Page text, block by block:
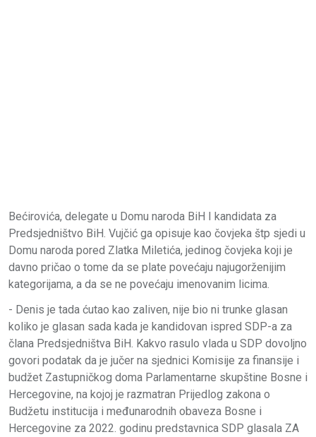
Bećirovića, delegate u Domu naroda BiH I kandidata za
Predsjedništvo BiH. Vujčić ga opisuje kao čovjeka štp sjedi u
Domu naroda pored Zlatka Miletića, jedinog čovjeka koji je
davno pričao o tome da se plate povećaju najugorženijim
kategorijama, a da se ne povećaju imenovanim licima.
- Denis je tada ćutao kao zaliven, nije bio ni trunke glasan
koliko je glasan sada kada je kandidovan ispred SDP-a za
člana Predsjedništva BiH. Kakvo rasulo vlada u SDP dovoljno
govori podatak da je jučer na sjednici Komisije za finansije i
budžet Zastupničkog doma Parlamentarne skupštine Bosne i
Hercegovine, na kojoj je razmatran Prijedlog zakona o
Budžetu institucija i međunarodnih obaveza Bosne i
Hercegovine za 2022. godinu predstavnica SDP glasala ZA